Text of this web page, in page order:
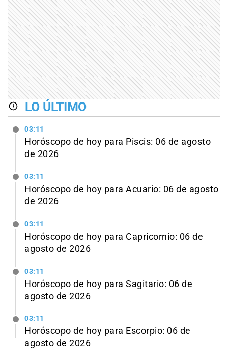
LO ÚLTIMO
03:11
Horóscopo de hoy para Piscis: 06 de agosto
de 2026
03:11
Horóscopo de hoy para Acuario: 06 de agosto
de 2026
03:11
Horóscopo de hoy para Capricornio: 06 de
agosto de 2026
03:11
Horóscopo de hoy para Sagitario: 06 de
agosto de 2026
03:11
Horóscopo de hoy para Escorpio: 06 de
agosto de 2026